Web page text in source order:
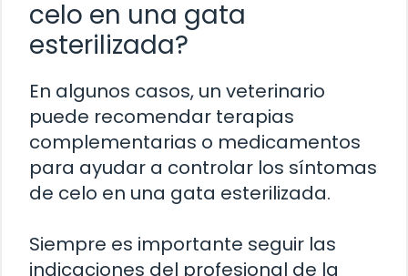
celo en una gata
esterilizada?
En algunos casos, un veterinario
puede recomendar terapias
complementarias o medicamentos
para ayudar a controlar los síntomas
de celo en una gata esterilizada.
Siempre es importante seguir las
indicaciones del profesional de la